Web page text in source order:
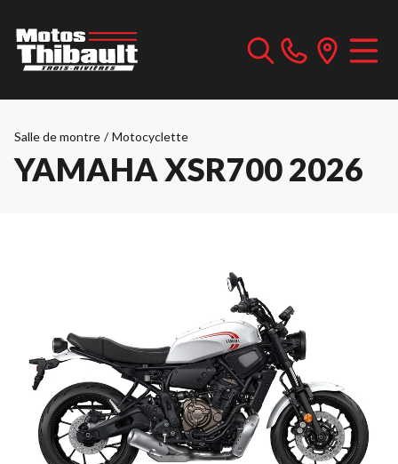
Salle de montre / Motocyclette
YAMAHA XSR700 2026